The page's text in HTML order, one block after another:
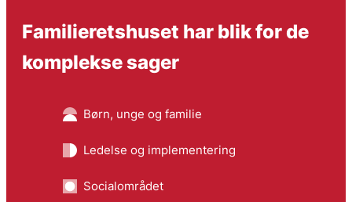
Familieretshuset har blik for de
komplekse sager
Børn, unge og familie
Ledelse og implementering
Socialområdet